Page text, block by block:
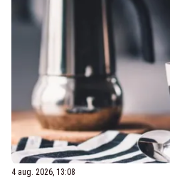
4 aug. 2026, 13:08